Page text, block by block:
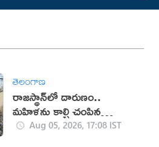
తెలంగాణ
రాజస్థాన్‌లో దారుణం..
మహిళను కాల్చి చంపిన
యువకుడు (వీడియో)
Aug 05, 2026, 17:08 IST